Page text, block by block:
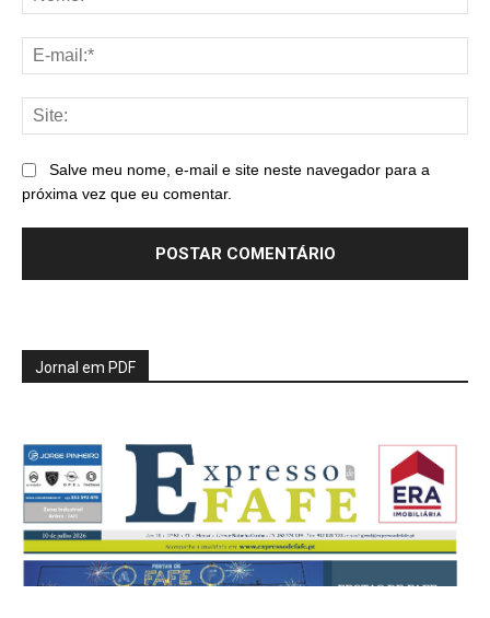
Salve meu nome, e-mail e site neste navegador para a
próxima vez que eu comentar.
Jornal em PDF